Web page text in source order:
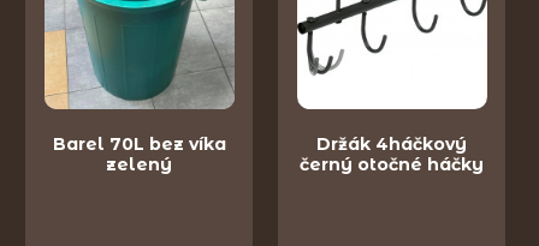
Barel 70L bez víka
zelený
Držák 4háčkový
černý otočné háčky